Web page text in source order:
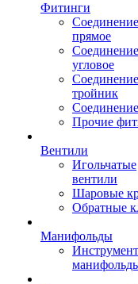
Фитинги
Соединение
прямое
Соединение
угловое
Соединение
тройник
Прочие
Вентили
Игольчатые
вентили
Шаровые
Обратные
Манифольды